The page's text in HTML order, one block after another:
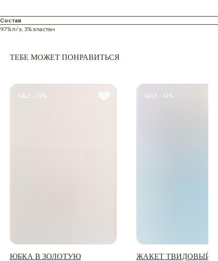
Состав
97% п/э, 3% эластан
ТЕБЕ МОЖЕТ ПОНРАВИТЬСЯ
SALE - 22%
ЮБКА В ЗОЛОТУЮ
SALE - 43%
ЖАКЕТ ТВИДОВЫЙ
СКОРО В НАЛИЧИИ
КАТЕГОРИИ
ДОСТАВКА И ОПЛАТА
УХОД ЗА ОДЕЖДОЙ
КАРЬЕРА
ПОКУПАТЕЛЮ